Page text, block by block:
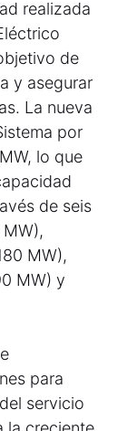
realizada
de
y asegurar
La nueva
por
lo que
de seis
MW),
MW) y
para
servicio